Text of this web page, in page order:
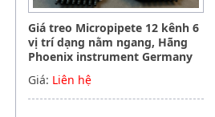
Giá treo Micropipete 12 kênh 6
vị trí dạng nằm ngang, Hãng
Phoenix instrument Germany
Giá: Liên hệ